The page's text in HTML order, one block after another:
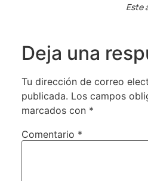
Este
Deja una
Tu dirección de correo
publicada. Los campos
marcados con *
Comentario *